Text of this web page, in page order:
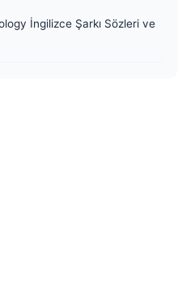
İngilizce Şarkı Sözleri ve